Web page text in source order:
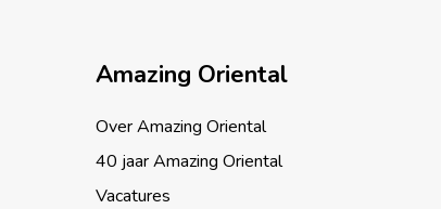
Amazing Oriental
Over Amazing Oriental
40 jaar Amazing Oriental
Vacatures